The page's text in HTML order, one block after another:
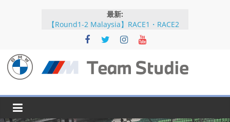
へ
キ
最新:
【Round1-2 Malaysia】RACE1・RACE2
【Round5-6 JAPAN】RACE2
【Round5-6 JAPAN】RACE1・RACE2予選
【Round3-4 Indonesia】RACE1・RACE2
BMW
M